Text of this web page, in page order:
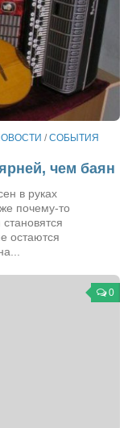
Анплеев А.Б.
КП Сумская
№4
дистрибьюторов
— кафе
велосипедов
/СОБЫТИЯ
чем баян
в руках
почему-то
остаются
0